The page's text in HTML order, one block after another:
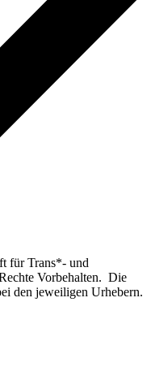
für Trans*- und
Vorbehalten. Die
den jeweiligen Urhebern.